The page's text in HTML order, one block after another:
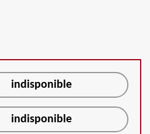
indisponible
indisponible